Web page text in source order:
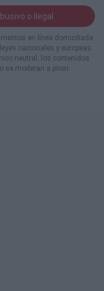
mes de agosto de
que presentan
de potasio presentó
o ilegal
en línea domiciliada
nacionales y europeas.
neutral, los contenidos
moderan a priori.